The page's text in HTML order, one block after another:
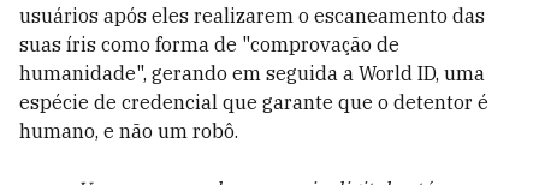
usuários após eles realizarem o escaneamento das
suas íris como forma de "comprovação de
humanidade", gerando em seguida a World ID, uma
espécie de credencial que garante que o detentor é
humano, e não um robô.